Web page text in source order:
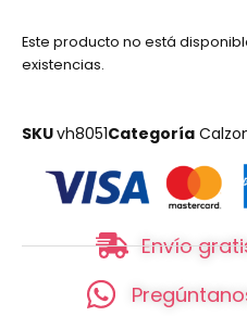
Este producto no está
existencias.
SKUvh8051Categoría
Envío